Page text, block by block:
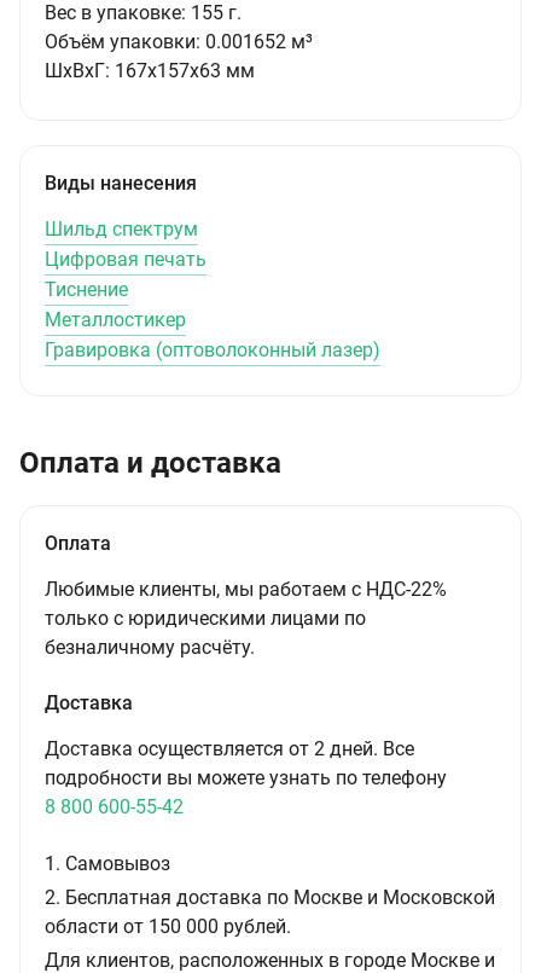
Вес в упаковке: 155 г.
Объём упаковки: 0.001652 м³
ШxВxГ: 167x157x63 мм
Виды нанесения
Шильд спектрум
Цифровая печать
Тиснение
Металлостикер
Гравировка (оптоволоконный лазер)
Оплата и доставка
Оплата
Любимые клиенты, мы работаем с НДС-22%
только с юридическими лицами по
безналичному расчёту.
Доставка
Доставка осуществляется от 2 дней. Все
подробности вы можете узнать по телефону
8 800 600-55-42
1. Самовывоз
2. Бесплатная доставка по Москве и Московской
области от 150 000 рублей.
Для клиентов, расположенных в городе Москве и